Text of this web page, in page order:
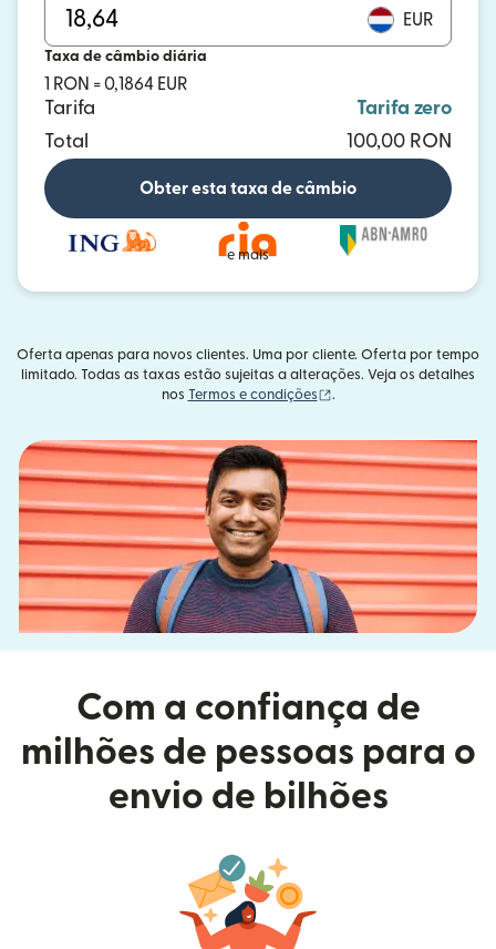
EUR
Taxa de câmbio diária
1 RON = 0,1864 EUR
Tarifa
Tarifa zero
Total
100,00 RON
Obter esta taxa de câmbio
e mais
Oferta apenas para novos clientes. Uma por cliente. Oferta por tempo
limitado. Todas as taxas estão sujeitas a alterações. Veja os detalhes
nos Termos e condições (abre em uma nova
.
Com a confiança de
milhões de pessoas para o
envio de bilhões